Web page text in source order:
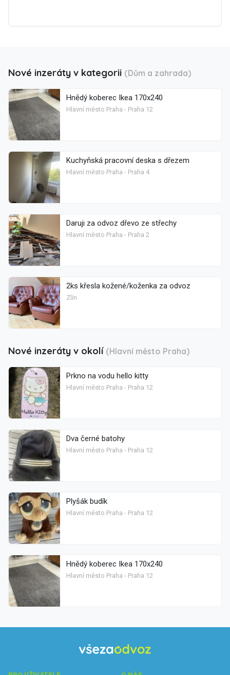
Nové inzeráty v kategorii (Dům a zahrada)
Hnědý koberec Ikea 170x240
Hlavní město Praha - Praha 12
Kuchyňská pracovní deska s dřezem
Hlavní město Praha - Praha 4
Daruji za odvoz dřevo ze střechy
Hlavní město Praha - Praha 2
2ks křesla kožené/koženka za odvoz
Zlín
Nové inzeráty v okolí (Hlavní město Praha)
Prkno na vodu hello kitty
Hlavní město Praha - Praha 12
Dva černé batohy
Hlavní město Praha - Praha 12
Plyšák budík
Hlavní město Praha - Praha 12
Hnědý koberec Ikea 170x240
Hlavní město Praha - Praha 12